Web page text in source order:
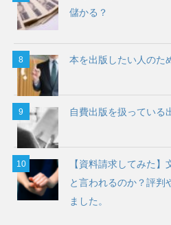
儲かる？
本を出版したい人のた
自費出版を扱っている
【資料請求してみた
と言われるのか？評判
ました。